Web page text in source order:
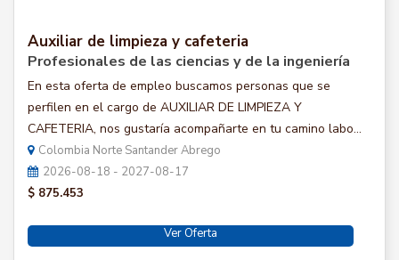
Auxiliar de limpieza y cafeteria
Profesionales de las ciencias y de la ingeniería
En esta oferta de empleo buscamos personas que se
perfilen en el cargo de AUXILIAR DE LIMPIEZA Y
CAFETERIA, nos gustaría acompañarte en tu camino labo...
Colombia Norte Santander Abrego
2026-08-18 - 2027-08-17
$ 875.453
Ver Oferta